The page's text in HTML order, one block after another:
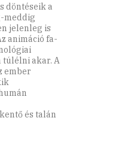
döntéseik a
meddig
jelenleg is
animáció fa-
túlélni akar. A
ember
és talán